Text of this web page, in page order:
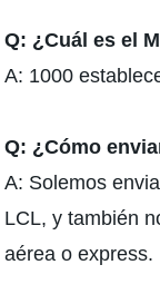
Q: ¿Cuál es el
A: 1000
Q: ¿Cómo
A: Solemos
LCL, y también
aérea o express.